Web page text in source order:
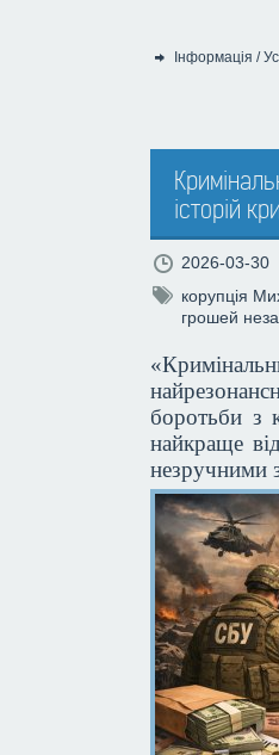
Категорія:
Інформація /
історій
2026-03-30
корупція
грошей
боротьби з
найкраще
незручними